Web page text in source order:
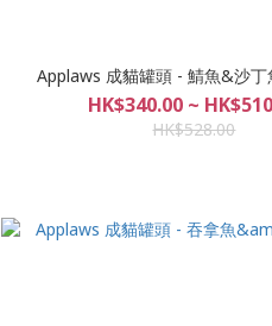
Applaws 成貓罐頭 - 鯖魚&沙
HK$340.00 ~
HK$528.00